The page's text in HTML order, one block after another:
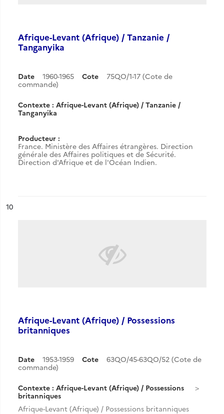
Afrique-Levant (Afrique) / Tanzanie /
Tanganyika
Date 1960-1965 Cote
75QO/1-17 (Cote de
commande)
Contexte : Afrique-Levant (Afrique) / Tanzanie /
Tanganyika
Producteur :
France. Ministère des Affaires étrangères. Direction
générale des Affaires politiques et de Sécurité.
Direction d'Afrique et de l'Océan Indien.
n°
10
Afrique-Levant (Afrique) / Possessions
britanniques
Date 1953-1959 Cote
63QO/45-63QO/52 (Cote de
commande)
Contexte : Afrique-Levant (Afrique) / Possessions
britanniques
Afrique-Levant (Afrique) / Possessions britanniques